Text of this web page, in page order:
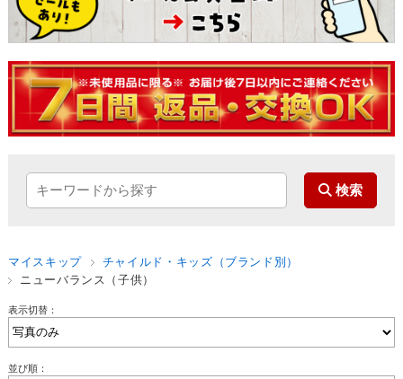
マイスキップ
チャイルド・キッズ（ブランド別）
ニューバランス（子供）
表示切替：
並び順：